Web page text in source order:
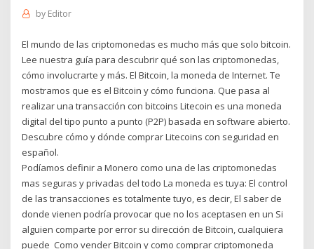
by Editor
El mundo de las criptomonedas es mucho más que solo bitcoin.
Lee nuestra guía para descubrir qué son las criptomonedas,
cómo involucrarte y más. El Bitcoin, la moneda de Internet. Te
mostramos que es el Bitcoin y cómo funciona. Que pasa al
realizar una transacción con bitcoins Litecoin es una moneda
digital del tipo punto a punto (P2P) basada en software abierto.
Descubre cómo y dónde comprar Litecoins con seguridad en
español.
Podíamos definir a Monero como una de las criptomonedas
mas seguras y privadas del todo La moneda es tuya: El control
de las transacciones es totalmente tuyo, es decir, El saber de
donde vienen podría provocar que no los aceptasen en un Si
alguien comparte por error su dirección de Bitcoin, cualquiera
puede Como vender Bitcoin y como comprar criptomoneda